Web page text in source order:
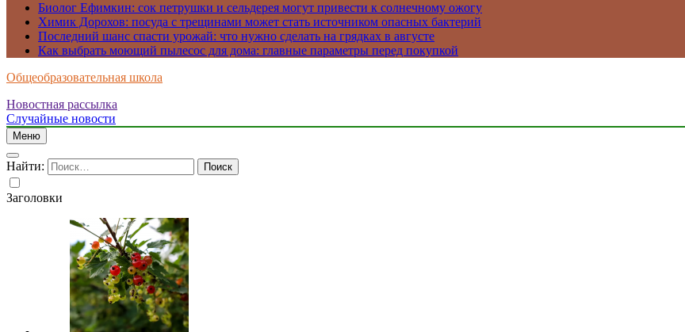
Биолог Ефимкин: сок петрушки и сельдерея могут привести к солнечному ожогу
Химик Дорохов: посуда с трещинами может стать источником опасных бактерий
Последний шанс спасти урожай: что нужно сделать на грядках в августе
Как выбрать моющий пылесос для дома: главные параметры перед покупкой
Общеобразовательная школа
Новостная рассылка
Случайные новости
Меню
Найти:
Заголовки